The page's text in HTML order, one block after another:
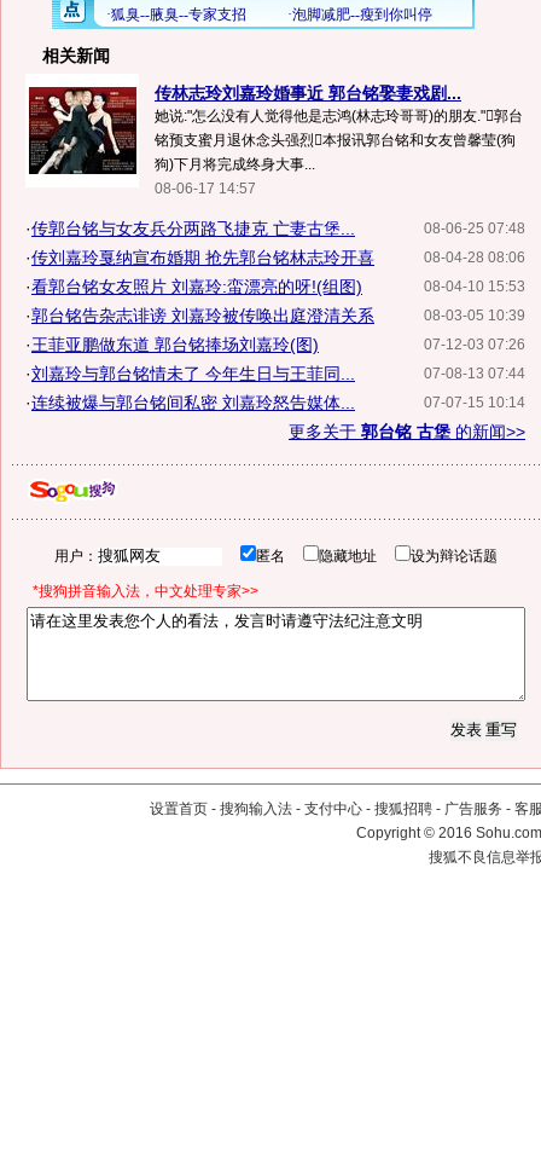
相关新闻
传林志玲刘嘉玲婚事近 郭台铭娶妻戏剧...
她说:"怎么没有人觉得他是志鸿(林志玲哥哥)的朋友."郭台
铭预支蜜月退休念头强烈本报讯郭台铭和女友曾馨莹(狗
狗)下月将完成终身大事...
08-06-17 14:57
08-06-25 07:48
·传郭台铭与女友兵分两路飞捷克 亡妻古堡...
08-04-28 08:06
·传刘嘉玲戛纳宣布婚期 抢先郭台铭林志玲开喜
08-04-10 15:53
·看郭台铭女友照片 刘嘉玲:蛮漂亮的呀!(组图)
08-03-05 10:39
·郭台铭告杂志诽谤 刘嘉玲被传唤出庭澄清关系
07-12-03 07:26
·王菲亚鹏做东道 郭台铭捧场刘嘉玲(图)
07-08-13 07:44
·刘嘉玲与郭台铭情未了 今年生日与王菲同...
07-07-15 10:14
·连续被爆与郭台铭间私密 刘嘉玲怒告媒体...
更多关于 郭台铭 古堡 的新闻>>
用户： 匿名 隐藏地址 设为辩论话题
*搜狗拼音输入法，中文处理专家>>
设置首页 - 搜狗输入法 - 支付中心 - 搜狐招聘 - 广告服务 - 客
Copyright©2016
搜狐不良信息举